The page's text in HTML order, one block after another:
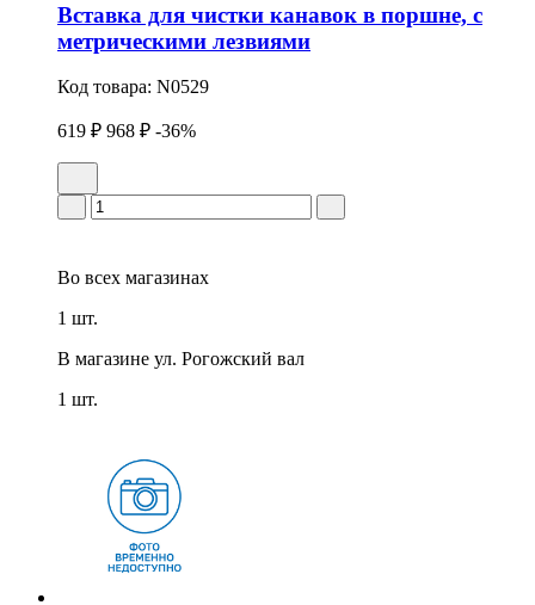
Вставка для чистки канавок в поршне, с
метрическими лезвиями
Код товара: N0529
619 ₽ 968 ₽ -36%
Во всех магазинах
1 шт.
В магазине ул. Рогожский вал
1 шт.